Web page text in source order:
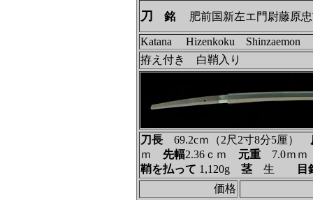
刀 銘 肥前国新左エ門尉藤原
Katana Hizenkoku Shinzaemon
拵え付き 白鞘入り
刀長69.2cｍ（2尺2寸8分5厘）
ｍ 先幅2.36ｃｍ 元重7.0ｍ
鞘を払って 1,120g 茎生
目
価格